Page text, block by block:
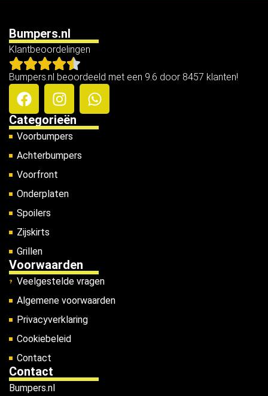
Bumpers.nl
Klantbeoordelingen
Bumpers.nl beoordeeld met een 9.6 door 8457 klanten!
Categorieën
Voorbumpers
Achterbumpers
Voorfront
Onderplaten
Spoilers
Zijskirts
Grillen
Voorwaarden
Veelgestelde vragen
Algemene voorwaarden
Privacyverklaring
Cookiebeleid
Contact
Contact
Bumpers.nl